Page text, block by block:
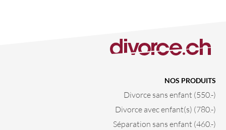
NOS PRODUITS
Divorce sans enfant (550.-)
Divorce avec enfant(s) (780.-)
Séparation sans enfant (460.-)